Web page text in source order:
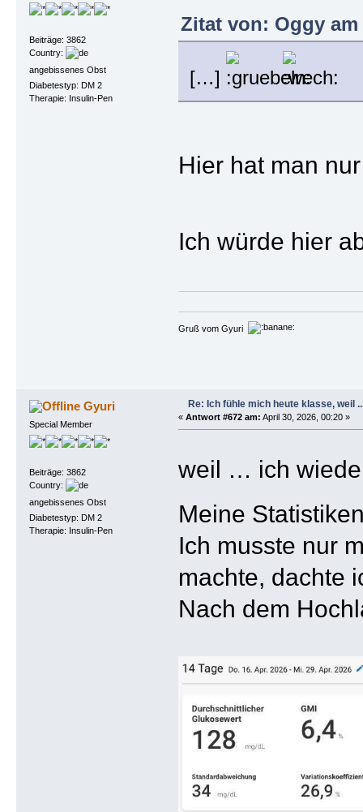
Beiträge: 3862
Country:
angebissenes Obst
Diabetestyp: DM 2
Therapie: Insulin-Pen
Zitat von: Oggy am
[…]
Hier hat man
Ich würde hier
Gruß vom Gyuri
Gyuri
Special Member
Beiträge: 3862
Country:
angebissenes Obst
Diabetestyp: DM 2
Therapie: Insulin-Pen
Re: Ich fühle mich heute klasse, weil
« Antwort #672 am: April 30, 2026, 00:20 »
weil … ich
Meine
Ich musste nur
machte, dachte
Nach dem